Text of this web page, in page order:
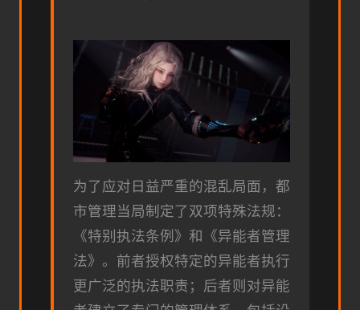
为了应对日益严重的混乱局面，都
市管理当局制定了双项特殊法规：
《特别执法条例》和《异能者管理
法》。前者授权特定的异能者执行
更广泛的执法职责；后者则对异能